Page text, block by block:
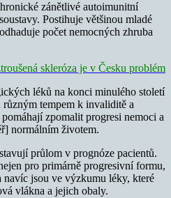
zánětlivé autoimunitní
Postihuje většinou mladé
počet nemocných zhruba
skleróza je v Česku problém
léků na konci minulého století
tempem k invaliditě a
zpomalit progresi nemoci a
normálním životem.
průlom v prognóze pacientů.
pro primárně progresivní formu,
navíc jsou ve výzkumu léky, které
vlákna a jejich obaly.